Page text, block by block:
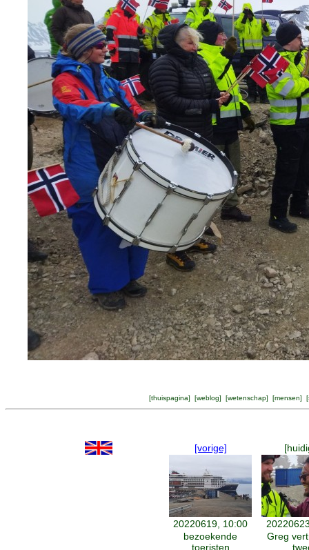
[thuispagina] [weblog] [wetenschap] [mensen] [
[vorige]
20220619, 10:00
bezoekende
toeristen
Greg